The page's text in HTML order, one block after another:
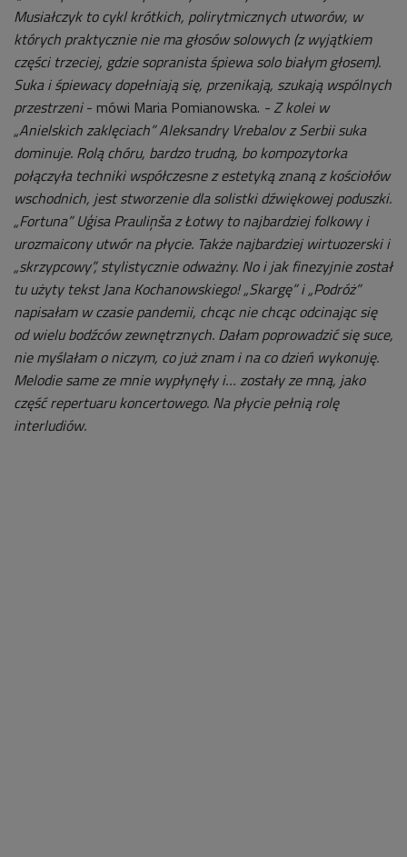
Musiałczyk to cykl krótkich, polirytmicznych utworów, w
których praktycznie nie ma głosów solowych (z wyjątkiem
części trzeciej, gdzie sopranista śpiewa solo białym głosem).
Suka i śpiewacy dopełniają się, przenikają, szukają wspólnych
przestrzeni- mówi Maria Pomianowska. - Z kolei w
„Anielskich zaklęciach” Aleksandry Vrebalov z Serbii suka
dominuje. Rolą chóru, bardzo trudną, bo kompozytorka
połączyła techniki współczesne z estetyką znaną z kościołów
wschodnich, jest stworzenie dla solistki dźwiękowej poduszki.
„Fortuna” Uģisa Prauliņša z Łotwy to najbardziej folkowy i
urozmaicony utwór na płycie. Także najbardziej wirtuozerski i
„skrzypcowy”, stylistycznie odważny. No i jak finezyjnie został
tu użyty tekst Jana Kochanowskiego!„Skargę” i„Podróż”
napisałam w czasie pandemii, chcąc nie chcąc odcinając się
od wielu bodźców zewnętrznych. Dałam poprowadzić się suce,
nie myślałam o niczym, co już znam i na co dzień wykonuję.
Melodie same ze mnie wypłynęły i… zostały ze mną, jako
część repertuaru koncertowego. Na płycie pełnią rolę
interludiów.